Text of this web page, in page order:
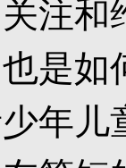
注
是
年儿